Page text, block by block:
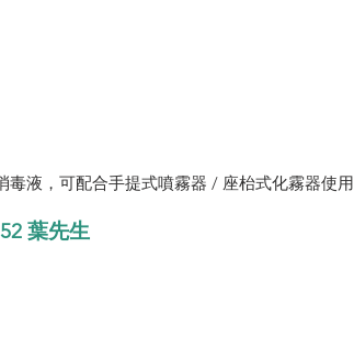
毒液，可配合手提式噴霧器 / 座枱式化霧器使用
葉先生